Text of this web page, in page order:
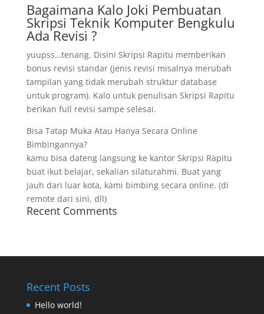
Bagaimana Kalo Joki Pembuatan
Skripsi Teknik Komputer Bengkulu
Ada Revisi ?
yuupss…tenang. Disini Skripsi Rapitu memberikan
bonus revisi standar (jenis revisi misalnya merubah
tampilan yang tidak merubah struktur database
untuk program). Kalo untuk penulisan Skripsi Rapitu
berikan full revisi sampe selesai.
Bisa Tatap Muka Atau Hanya Secara Online
Bimbingannya?
kamu bisa dateng langsung ke kantor Skripsi Rapitu
buat ikut belajar, sekalian silaturahmi. Buat yang
jauh dari luar kota, kami bimbing secara online. (di
remote dari sini, dll)
Recent Comments
Recent Posts
Hello world!